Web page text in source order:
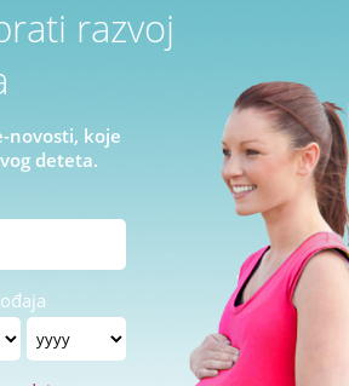
razvoj
novosti, koje
deteta.